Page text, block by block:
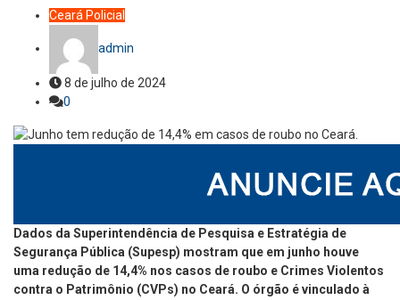
Ceará Policial
admin
8 de julho de 2024
0
Dados da Superintendência de Pesquisa e Estratégia de
Segurança Pública (Supesp) mostram que em junho houve
uma redução de 14,4% nos casos de roubo e Crimes Violentos
contra o Patrimônio (CVPs) no Ceará. O órgão é vinculado à